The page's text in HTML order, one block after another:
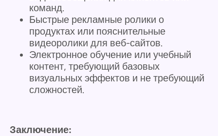
команд.
Быстрые рекламные ролики о
продуктах или пояснительные
видеоролики для веб-сайтов.
Электронное обучение или учебный
контент, требующий базовых
визуальных эффектов и не требующий
сложностей.
Заключение: